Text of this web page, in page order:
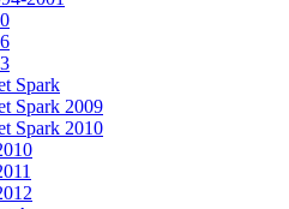
Spark
Spark 2009
Spark 2010